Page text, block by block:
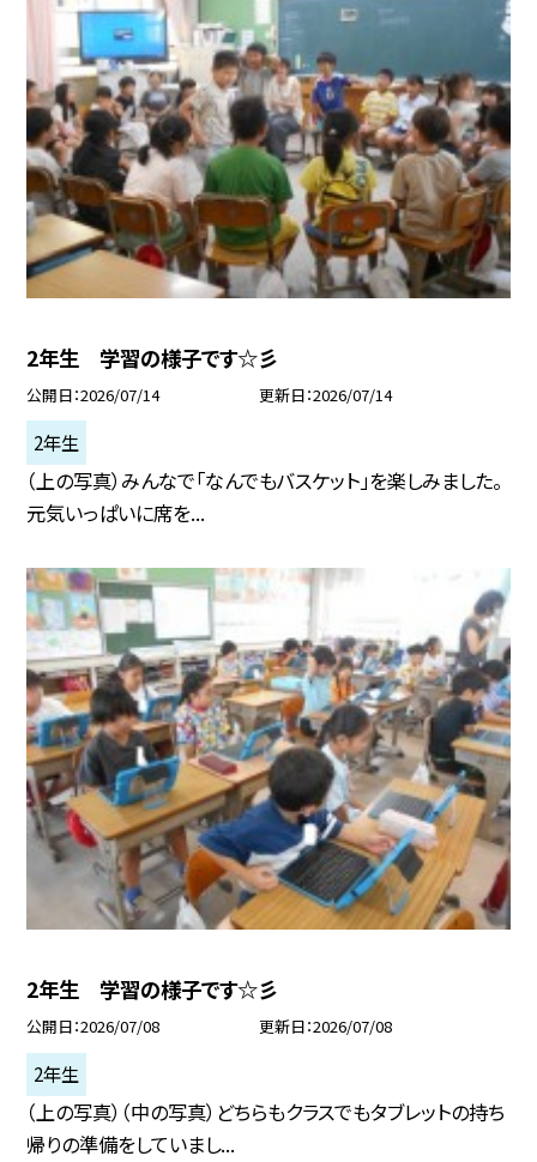
2年生 学習の様子です☆彡
公開日 2026/07/14 更新日 2026/07/14
2年生
（上の写真）みんなで「なんでもバスケット」を楽しみました。
元気いっぱいに席を...
2年生 学習の様子です☆彡
公開日 2026/07/08 更新日 2026/07/08
2年生
（上の写真）（中の写真）どちらもクラスでもタブレットの持ち
帰りの準備をしていまし...